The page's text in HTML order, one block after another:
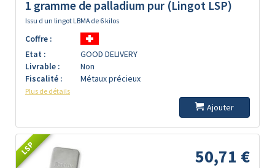
1 gramme de palladium pur (Lingot LSP)
Issu d un lingot LBMA de 6 kilos
Coffre :
Etat :
GOOD DELIVERY
Livrable :
Non
Fiscalité :
Métaux précieux
Plus de détails
Ajouter
LSP 50,71 €